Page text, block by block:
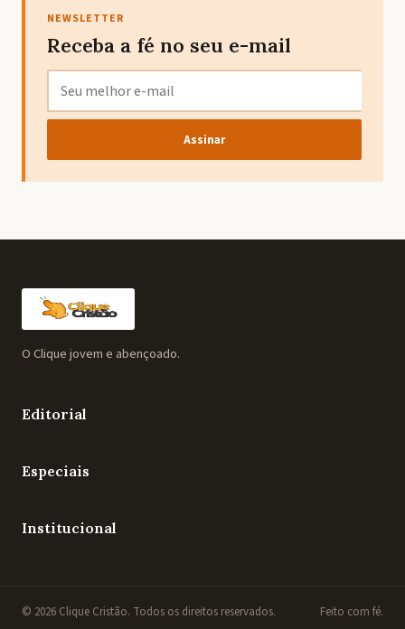
NEWSLETTER
Receba a fé no seu e-mail
Assinar
O Clique jovem e abençoado.
Editorial
Especiais
Institucional
© 2026 Clique Cristão. Todos os direitos reservados. Feito com fé.